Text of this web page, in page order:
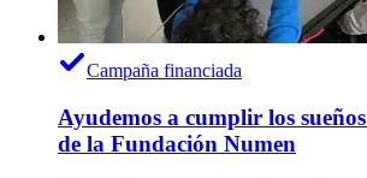
Campaña financiada
Ayudemos a cumplir los
de la Fundación Numen